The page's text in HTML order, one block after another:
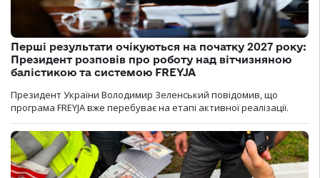
Перші результати очікуються на початку 2027 року:
Президент розповів про роботу над вітчизняною
балістикою та системою FREYJA
Президент України Володимир Зеленський повідомив, що
програма FREYJA вже перебуває на етапі активної реалізації.